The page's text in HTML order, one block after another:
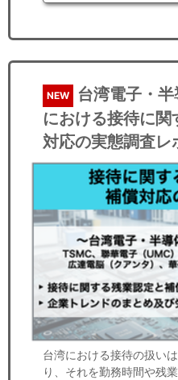
NEW
台湾電子・
における接待に
対応の実態調査レ
台湾における接待の扱い
り、それを勤務時間や残